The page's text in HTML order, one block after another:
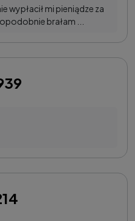
wypłacił mi pieniądze za
brałam ...